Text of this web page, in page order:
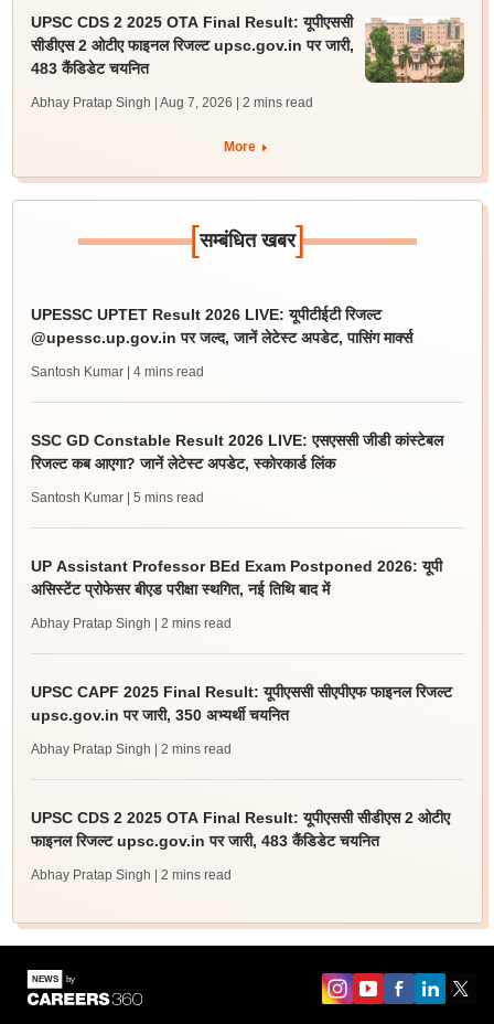
UPSC CDS 2 2025 OTA Final Result: यूपीएससी
सीडीएस 2 ओटीए फाइनल रिजल्ट upsc.gov.in पर जारी,
483 कैंडिडेट चयनित
Abhay Pratap Singh | Aug 7, 2026 | 2 mins read
More
[सम्बंधित खबर]
UPESSC UPTET Result 2026 LIVE: यूपीटीईटी रिजल्ट
@upessc.up.gov.in पर जल्द, जानें लेटेस्ट अपडेट, पासिंग मार्क्स
Santosh Kumar | 4 mins read
SSC GD Constable Result 2026 LIVE: एसएससी जीडी कांस्टेबल
रिजल्ट कब आएगा? जानें लेटेस्ट अपडेट, स्कोरकार्ड लिंक
Santosh Kumar | 5 mins read
UP Assistant Professor BEd Exam Postponed 2026: यूपी
असिस्टेंट प्रोफेसर बीएड परीक्षा स्थगित, नई तिथि बाद में
Abhay Pratap Singh | 2 mins read
UPSC CAPF 2025 Final Result: यूपीएससी सीएपीएफ फाइनल रिजल्ट
upsc.gov.in पर जारी, 350 अभ्यर्थी चयनित
Abhay Pratap Singh | 2 mins read
UPSC CDS 2 2025 OTA Final Result: यूपीएससी सीडीएस 2 ओटीए
फाइनल रिजल्ट upsc.gov.in पर जारी, 483 कैंडिडेट चयनित
Abhay Pratap Singh | 2 mins read